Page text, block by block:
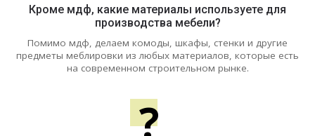
Кроме мдф, какие материалы используете для
производства мебели?
Помимо мдф, делаем комоды, шкафы, стенки и другие
предметы меблировки из любых материалов, которые есть
на современном строительном рынке.
?